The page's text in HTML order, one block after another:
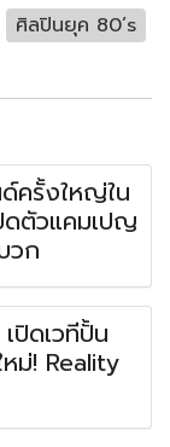
ศิลปินยุค 80’s
ครั้งใหญ่ใน
ตัวแคมเปญ
วก
ปิดเวทีปั้น
ม่! Reality